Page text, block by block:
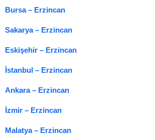
Bursa – Erzincan
Sakarya – Erzincan
Eskişehir – Erzincan
İstanbul – Erzincan
Ankara – Erzincan
İzmir – Erzincan
Malatya – Erzincan